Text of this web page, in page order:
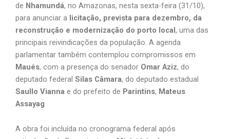
de Nhamundá, no Amazonas, nesta sexta-feira (31/10),
para anunciar a licitação, prevista para dezembro, da
reconstrução e modernização do porto local, uma das
principais reivindicações da população. A agenda
parlamentar também contemplou compromissos em
Maués, com a presença do senador Omar Aziz, do
deputado federal Silas Câmara, do deputado estadual
Saullo Vianna e do prefeito de Parintins, Mateus
Assayag
A obra foi incluída no cronograma federal após